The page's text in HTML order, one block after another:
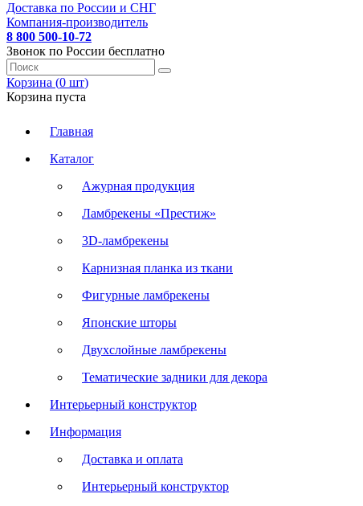
Доставка по России и СНГ
Компания-производитель
8 800 500-10-72
Звонок по России бесплатно
Корзина (0 шт)
Корзина пуста
Главная
Каталог
Ажурная продукция
Ламбрекены «Престиж»
3D-ламбрекены
Карнизная планка из ткани
Фигурные ламбрекены
Японские шторы
Двухслойные ламбрекены
Тематические задники для декора
Интерьерный конструктор
Информация
Доставка и оплата
Интерьерный конструктор